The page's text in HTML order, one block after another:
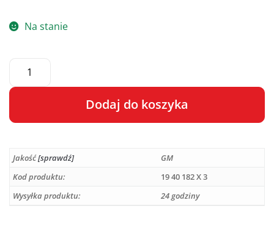
Na stanie
Dodaj do koszyka
t
e
Jakość[sprawdź]
GM
Kod produktu:
19 40 182 X 3
Wysyłka produktu:
24 godziny